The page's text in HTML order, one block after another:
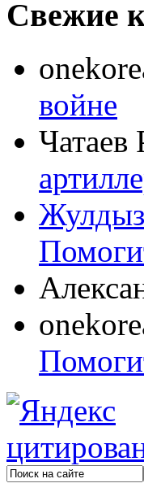
Свежие
войне
Чатаев
Жулдыз